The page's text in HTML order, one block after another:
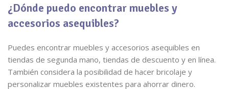
¿Dónde puedo encontrar muebles y
accesorios asequibles?
Puedes encontrar muebles y accesorios asequibles en
tiendas de segunda mano, tiendas de descuento y en línea.
También considera la posibilidad de hacer bricolaje y
personalizar muebles existentes para ahorrar dinero.